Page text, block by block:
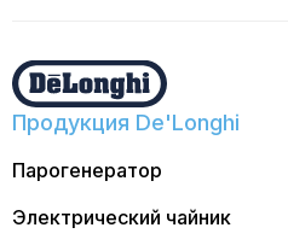
Продукция De'Longhi
Парогенератор
Электрический чайник